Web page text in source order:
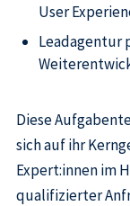
User
Leadagentur
Diese
sich auf ihr
Expert:innen im
qualifizierter